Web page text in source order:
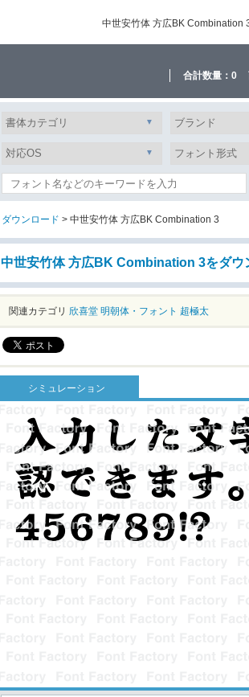
中世安竹体 方広BK Combination
合計数量： 0
ダウンロード > 中世安竹体 方広BK Combination 3
中世安竹体 方広BK Combination 3をダウ
関連カテゴリ 欣喜堂 明朝体・フォント 超極太
シミュレーション